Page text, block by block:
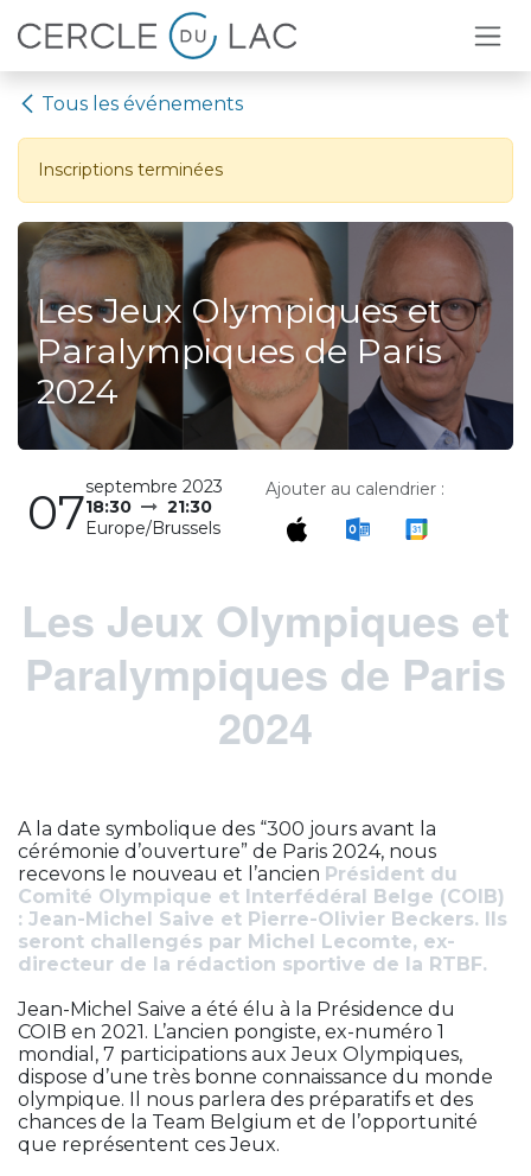
Se rendre au contenu
Tous les événements
Inscriptions terminées
Les Jeux Olympiques et
Paralympiques de Paris
2024
07septembre 2023
18:30
21:30
Europe/Brussels
Ajouter au calendrier :
Les Jeux Olympiques et
Paralympiques de Paris
2024
A la date symbolique des “300 jours avant la
cérémonie d’ouverture” de Paris 2024, nous
recevons le nouveau et l’ancien Président du
Comité Olympique et Interfédéral Belge (COIB)
: Jean-Michel Saive et Pierre-Olivier Beckers. Ils
seront challengés par Michel Lecomte, ex-
directeur de la rédaction sportive de la RTBF.
Jean-Michel Saive a été élu à la Présidence du
COIB en 2021. L’ancien pongiste, ex-numéro 1
mondial, 7 participations aux Jeux Olympiques,
dispose d’une très bonne connaissance du monde
olympique. Il nous parlera des préparatifs et des
chances de la Team Belgium et de l’opportunité
que représentent ces Jeux.